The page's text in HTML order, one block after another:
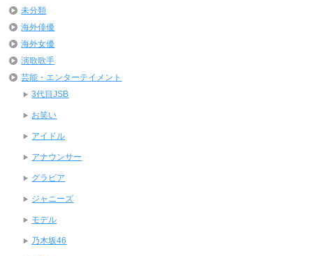
未分類
海外俳優
海外女優
演歌歌手
芸能・エンターテイメント
3代目JSB
お笑い
アイドル
アナウンサー
グラビア
ジャニーズ
モデル
乃木坂46